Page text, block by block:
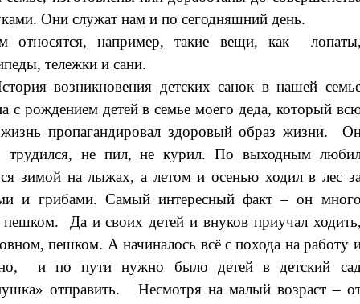
Они служат нам и по сегодняшний день.
относятся, например, такие вещи, как
тележки и сани.
возникновения детских санок в нашей
с рождением детей в семье моего деда, который
пропагандировал здоровый образ жизни.
трудился, не пил, не курил. По выходным
зимой на лыжах, а летом и осенью ходил в лес
и грибами. Самый интересный факт – он
пешком. Да и своих детей и внуков приучал
пешком. А начиналось всё с похода на работу
и по пути нужно было детей в детский
отправить. Несмотря на малый возраст –